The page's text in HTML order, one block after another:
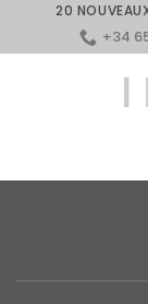
20
+34